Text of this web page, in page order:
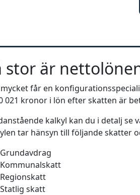
stor är
får en
021 kronor i lön efter skatten är
kalkyl kan du i detalj
tar hänsyn till följande skatter
Grundavdrag
Kommunalskatt
Regionskatt
Statlig skatt